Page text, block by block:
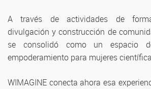
A través de actividades de
divulgación y construcción de
se consolidó como un espacio
empoderamiento para mujeres
WIMAGINE conecta ahora esa